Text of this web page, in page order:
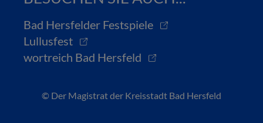
Bad Hersfelder Festspiele
Lullusfest
wortreich Bad Hersfeld
© Der Magistrat der Kreisstadt Bad Hersfeld